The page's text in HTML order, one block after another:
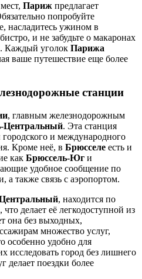
Париж предлагает
попробуйте
насладитесь ужином в
и не забудьте о макаронах
Каждый уголок Парижа
ваше путешествие еще более
станции
, главным железнодорожным
Центральный. Эта станция
и международного
Кроме неё, в Брюсселе есть и
как Брюссель-Юг и
удобное сообщение по
а также связь с аэропортом.
, находится по
делает её легкодоступной из
она без выходных,
множество услуг,
особенно удобно для
исследовать город без лишнего
делает поездки более